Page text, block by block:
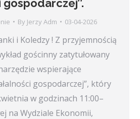
By Jerzy Adm 03-04-2026
i Koledzy ! Z przyjemnością
gościnny zatytułowany
wspierające
gospodarczej”, który
w godzinach 11:00–
na Wydziale Ekonomii,